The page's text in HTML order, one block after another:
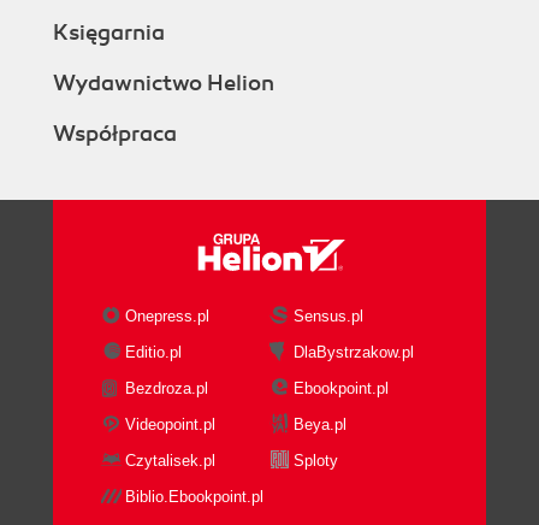
Księgarnia
Wydawnictwo Helion
Współpraca
Onepress.pl
Sensus.pl
Editio.pl
DlaBystrzakow.pl
Bezdroza.pl
Ebookpoint.pl
Videopoint.pl
Beya.pl
Czytalisek.pl
Sploty
Biblio.Ebookpoint.pl